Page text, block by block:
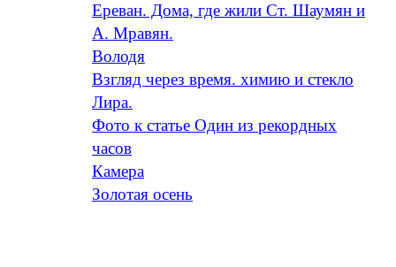
Ереван. Дома, где жили Ст. Шаумян и
А. Мравян.
Володя
Взгляд через время. химию и стекло
Лира.
Фото к статье Один из рекордных
часов
Камера
Золотая осень